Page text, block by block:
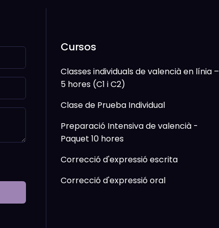
Cursos
Classes individuals de valencià en línia –
5 hores (C1 i C2)
Clase de Prueba Individual
Preparació Intensiva de valencià -
Paquet 10 hores
Correcció d'expressió escrita
Correcció d'expressió oral